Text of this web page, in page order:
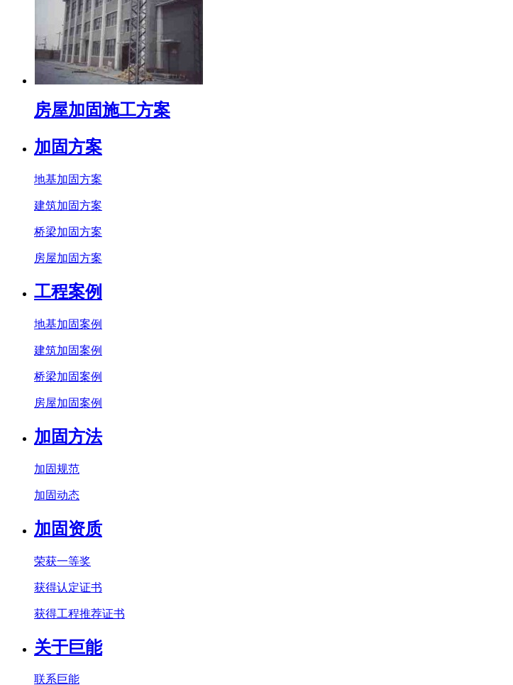
房屋加固施工方案
加固方案
地基加固方案
建筑加固方案
桥梁加固方案
房屋加固方案
工程案例
地基加固案例
建筑加固案例
桥梁加固案例
房屋加固案例
加固方法
加固规范
加固动态
加固资质
荣获一等奖
获得认定证书
获得工程推荐证书
关于巨能
联系巨能